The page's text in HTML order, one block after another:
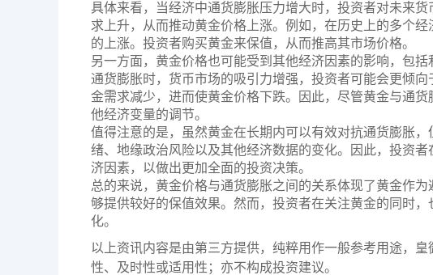
具体来看，当经济中通货膨胀压力增大时，投资者对未来
求上升，从而推动黄金价格上涨。例如，在历史上的多个
的上涨。投资者购买黄金来保值，从而推高其市场价格。
另一方面，黄金价格也可能受到其他经济因素的影响，包
通货膨胀时，货币市场的吸引力增强，投资者可能会更倾
金需求减少，进而使黄金价格下跌。因此，尽管黄金与通
他经济变量的调节。
值得注意的是，虽然黄金在长期内可以有效对抗通货膨胀
绪、地缘政治风险以及其他经济数据的变化。因此，投资
济因素，以做出更加全面的投资决策。
总的来说，黄金价格与通货膨胀之间的关系体现了黄金作
够提供较好的保值效果。然而，投资者在关注黄金的同时
化。
以上资讯内容是由第三方提供，纯粹用作一般参考用途，
性、及时性或适用性；亦不构成投资建议。